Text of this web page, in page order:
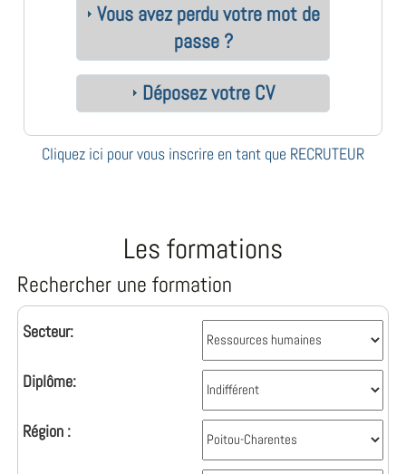
Vous avez perdu votre mot de
passe ?
Déposez votre CV
Cliquez ici pour vous inscrire en tant que RECRUTEUR
Les formations
Rechercher une formation
Secteur:
Diplôme:
Région :